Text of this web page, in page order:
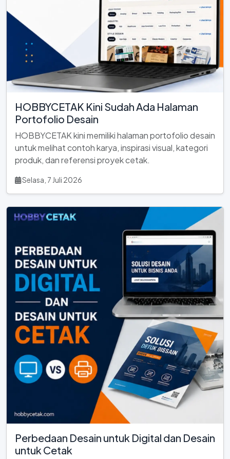
HOBBYCETAK Kini Sudah Ada Halaman
Portofolio Desain
HOBBYCETAK kini memiliki halaman portofolio desain
untuk melihat contoh karya, inspirasi visual, kategori
produk, dan referensi proyek cetak.
Selasa, 7 Juli 2026
Perbedaan Desain untuk Digital dan Desain
untuk Cetak